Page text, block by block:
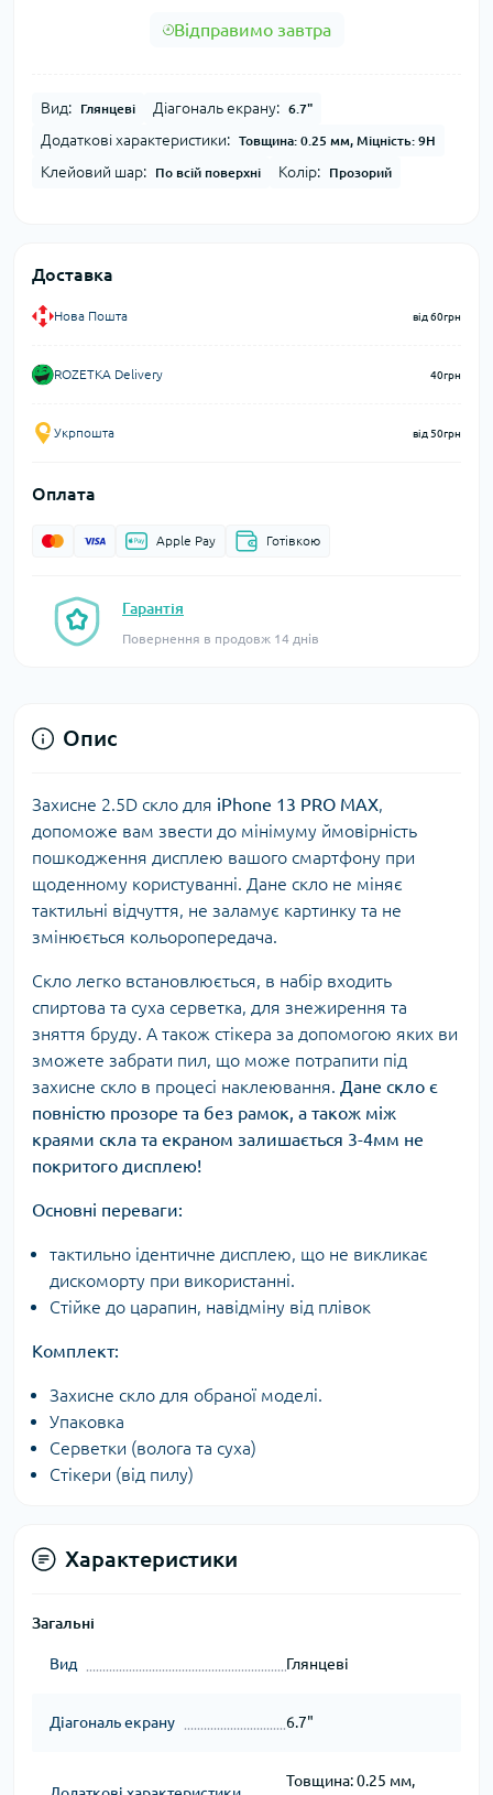
Відправимо завтра
Вид: Глянцеві Діагональ екрану: 6.7"
Додаткові характеристики: Товщина: 0.25 мм, Міцність: 9H
Клейовий шар: По всій поверхні Колір: Прозорий
Доставка
Нова Пошта від 60грн
ROZETKA Delivery 40грн
Укрпошта від 50грн
Оплата
Apple Pay Готівкою
Гарантія
Повернення в продовж 14 днів
Опис
Захисне 2.5D скло для iPhone 13 PRO MAX,
допоможе вам звести до мінімуму ймовірність
пошкодження дисплею вашого смартфону при
щоденному користуванні. Дане скло не міняє
тактильні відчуття, не заламує картинку та не
змінюється кольоропередача.
Скло легко встановлюється, в набір входить
спиртова та суха серветка, для знежирення та
зняття бруду. А також стікера за допомогою яких ви
зможете забрати пил, що може потрапити під
захисне скло в процесі наклеювання. Дане скло є
повністю прозоре та без рамок, а також між
краями скла та екраном залишається 3-4мм не
покритого дисплею!
Основні переваги:
тактильно ідентичне дисплею, що не викликає
дискоморту при використанні.
Стійке до царапин, навідміну від плівок
Комплект:
Захисне скло для обраної моделі.
Упаковка
Серветки (волога та суха)
Стікери (від пилу)
Характеристики
Загальні
Вид Глянцеві
Діагональ екрану 6.7"
Товщина: 0.25 мм,